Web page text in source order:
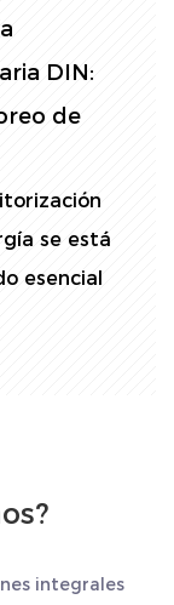
de una
de riel
se
integrales